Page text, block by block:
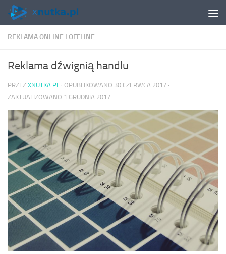
Skip to content
REKLAMA ONLINE I OFFLINE
Reklama dźwignią handlu
PRZEZ XNUTKA.PL · OPUBLIKOWANO 30 CZERWCA 2017 ·
ZAKTUALIZOWANO 1 GRUDNIA 2017